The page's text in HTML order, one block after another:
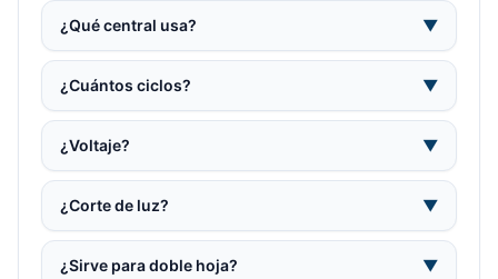
¿Qué central usa? ▼
¿Cuántos ciclos? ▼
¿Voltaje? ▼
¿Corte de luz? ▼
¿Sirve para doble hoja? ▼